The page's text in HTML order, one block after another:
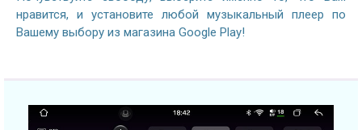
нравится, и установите любой музыкальный плеер по
Вашему выбору из магазина Google Play!